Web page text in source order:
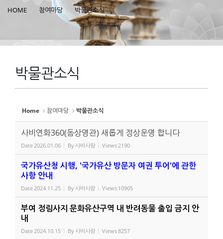
HOME 참여마당 박물관소식
박물관소식
Home 참여마당 박물관소식
사비연화360(돔상영관) 새롭게 정상운영 합니다
Date2026.01.06 By사비사랑 Views2190
국가유산청 시행, '국가유산 방문자 여권 투어'에 관한
사항 안내
Date2024.11.25 By사비사랑 Views 10905
부여 정림사지 문화유산구역 내 반려동물 출입 금지 안
내
Date2024.10.15 By사비사랑 Views8257